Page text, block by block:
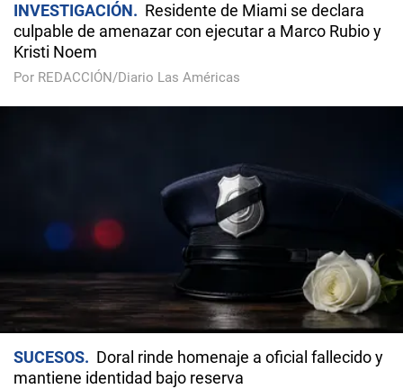
INVESTIGACIÓN
Residente de Miami se declara
culpable de amenazar con ejecutar a Marco Rubio y
Kristi Noem
Por REDACCIÓN/Diario Las Américas
SUCESOS
Doral rinde homenaje a oficial fallecido y
mantiene identidad bajo reserva